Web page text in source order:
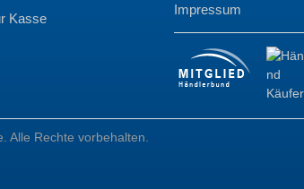
Kasse
Impressum
Alle Rechte vorbehalten.